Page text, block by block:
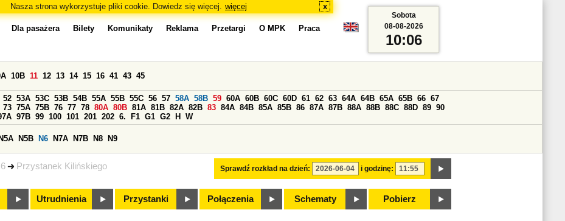
Nasza strona wykorzystuje pliki cookie. Dowiedz się więcej. więcej x
Przystanek Kilińskiego
Dla pasażera Bilety Komunikaty Reklama Przetargi O MPK Praca
Sprawdź rozkład na dzień: i godzinę:
10B 11 12 13 14 15 16 41 43 45
52 53A 53C 53B 54B 55A 55B 55C 56 57 58A 58B 59 60A 60B 60C 60D 61 62 63 64A 64B 65A 65B 66 67
73 75A 75B 76 77 78 80A 80B 81A 81B 82A 82B 83 84A 84B 85A 85B 86 87A 87B 88A 88B 88C 88D 89 90
97B 99 100 101 201 202 6. F1 G1 G2 H W
N5A N5B N6 N7A N7B N8 N9
Utrudnienia Przystanki Połączenia Schematy Pobierz
Sobota
08-08-2026
10:06